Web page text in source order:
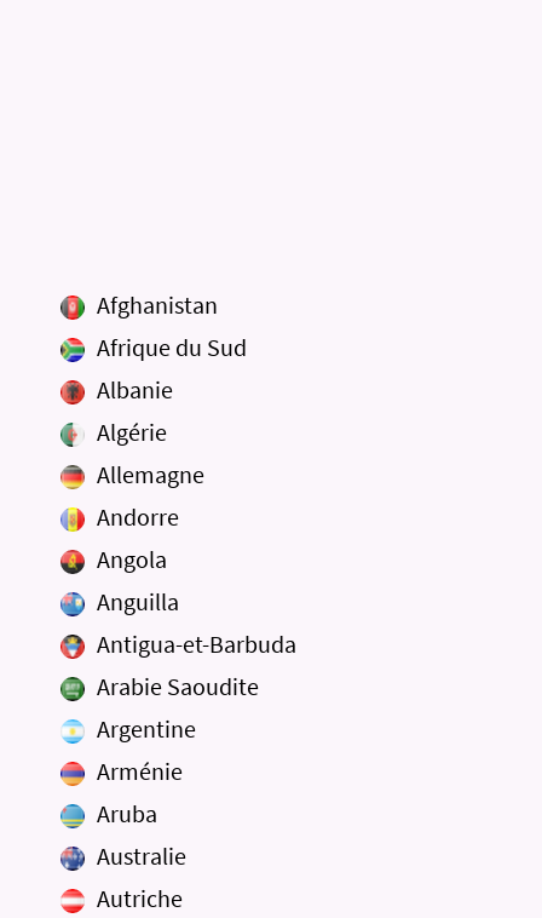
Afghanistan
Afrique du Sud
Albanie
Algérie
Allemagne
Andorre
Angola
Anguilla
Antigua-et-Barbuda
Arabie Saoudite
Argentine
Arménie
Aruba
Australie
Autriche